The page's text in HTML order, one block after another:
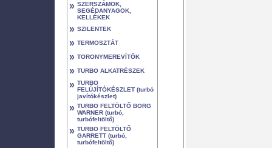
» SZERSZÁMOK,
SEGÉDANYAGOK,
KELLÉKEK
» SZILENTEK
» TERMOSZTÁT
» TORONYMEREVÍTŐK
» TURBO ALKATRÉSZEK
» TURBO
FELÚJÍTÓKÉSZLET (turbó
javítókészlet)
» TURBO FELTÖLTŐ BORG
WARNER (turbó,
turbófeltöltő)
» TURBO FELTÖLTŐ
GARRETT (turbó,
turbófeltöltő)